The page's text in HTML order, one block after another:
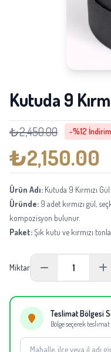
Kutuda 9
₺2,450.00 -%12 İndirim
₺2,150.00
Ürün Adı: Kutuda 9 Kırmızı Gül
Üründe: 9 adet kırmızı gül,
kompozisyon bulunur.
Paket:Şık kutu ve kırmızı
Yaklaşık 28-35 cm
Mevsimsel tedarik
Miktar 1
Teslimat Bölgesi
Bölge seçerek